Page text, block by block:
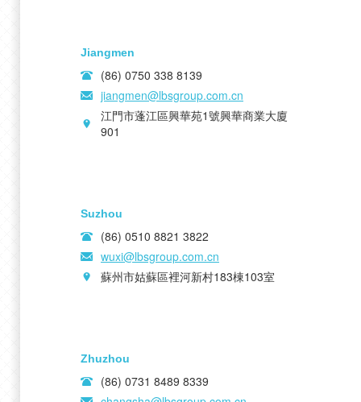
Jiangmen
(86) 0750 338 8139
jiangmen@lbsgroup.com.cn
江門市蓬江區興華苑1號興華商業大廈
901
Suzhou
(86) 0510 8821 3822
wuxi@lbsgroup.com.cn
蘇州市姑蘇區裡河新村183棟103室
Zhuzhou
(86) 0731 8489 8339